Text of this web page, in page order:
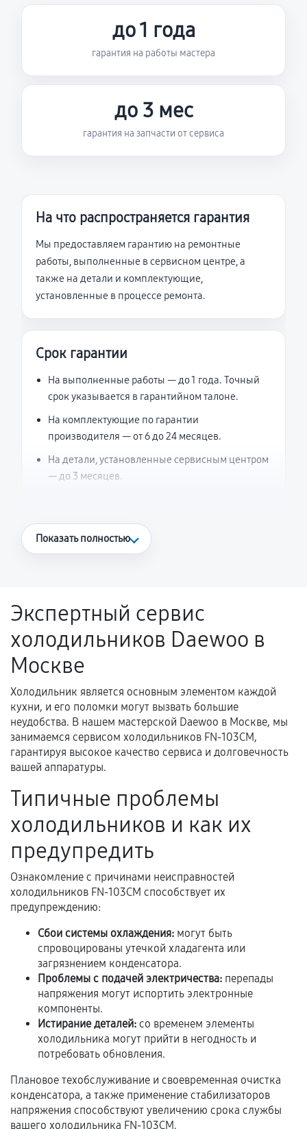
до 1 года
гарантия на работы мастера
до 3 мес
гарантия на запчасти от сервиса
На что распространяется гарантия
Мы предоставляем гарантию на ремонтные
работы, выполненные в сервисном центре, а
также на детали и комплектующие,
установленные в процессе ремонта.
Срок гарантии
На выполненные работы — до 1 года. Точный
срок указывается в гарантийном талоне.
На комплектующие по гарантии
производителя — от 6 до 24 месяцев.
На детали, установленные сервисным центром
— до 3 месяцев.
Что считается гарантийным случаем
Поломка установленной детали при
нормальной эксплуатации в течение
гарантийного срока.
Несоответствие комплектующей заявленным
техническим характеристикам.
Документы для подтверждения
гарантии
Акт выполненных работ с датой, перечнем
услуг и сроком гарантии.
Документы на установленные комплектующие
Расширенная гарантия
В некоторых случаях возможно оформление
расширенной гарантии. Стоимость, сроки и
условия продления согласовываются отдельно и
фиксируются в документах.
Когда гарантия не действует
Нарушение правил эксплуатации,
механические повреждения, попадание влаги,
перегрев, коррозия.
Показать полностью
Экспертный сервис
холодильников Daewoo в
Москве
Холодильник является основным элементом каждой
кухни, и его поломки могут вызвать большие
неудобства. В нашем мастерской Daewoo в Москве, мы
занимаемся сервисом холодильников FN-103CM,
гарантируя высокое качество сервиса и долговечность
вашей аппаратуры.
Типичные проблемы
холодильников и как их
предупредить
Ознакомление с причинами неисправностей
холодильников FN-103CM способствует их
предупреждению:
Сбои системы охлаждения: могут быть
спровоцированы утечкой хладагента или
загрязнением конденсатора.
Проблемы с подачей электричества: перепады
напряжения могут испортить электронные
компоненты.
Истирание деталей: со временем элементы
холодильника могут прийти в негодность и
потребовать обновления.
Плановое техобслуживание и своевременная очистка
конденсатора, а также применение стабилизаторов
напряжения способствуют увеличению срока службы
вашего холодильника FN-103CM.